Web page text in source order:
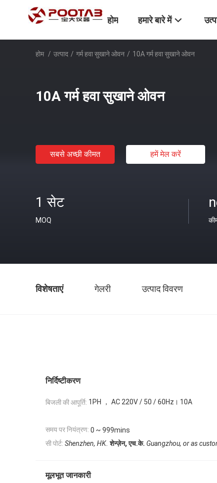
होम हमारे बारे में
होम / उत्पाद / गर्म हवा सुखाने ओवन / 10A गर्म हवा सुखाने ओवन
10A गर्म हवा सुखाने ओवन
सबसे अच्छी कीमत हमें मेल करें
1 सेट
MOQ
विशेषताएं गेलरी उत्पाद विवरण
निर्दिष्टीकरण
बिजली की आपूर्ति: 1PH ， AC 220V / 50 / 60Hz। 10A
समय पर नियंत्रण: 0 ~ 999mins
सी पोर्ट: Shenzhen, HK. शेन्ज़ेन, एच.के. Guangzhou, or as
मूलभूत जानकारी